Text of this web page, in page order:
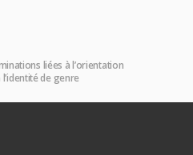
liées à l’orientation
de genre